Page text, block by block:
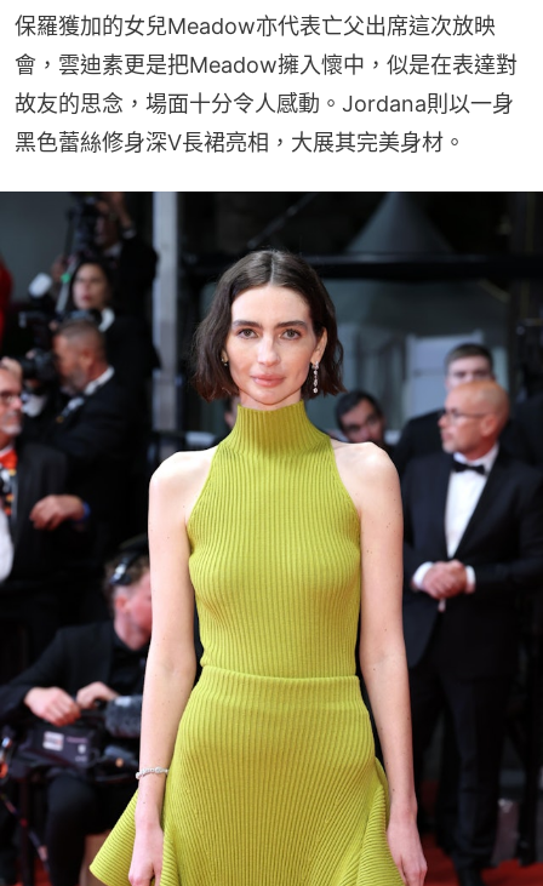
保羅獲加的女兒Meadow亦代表亡父出席這次放映
會，雲迪素更是把Meadow擁入懷中，似是在表達對
故友的思念，場面十分令人感動。Jordana則以一身
黑色蕾絲修身深V長裙亮相，大展其完美身材。